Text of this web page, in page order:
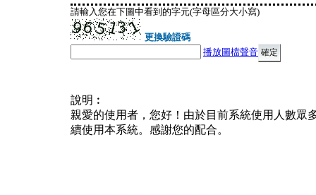
請輸入您在下圖中看到的字元(字母區分大小寫)
更換驗證碼
播放圖檔聲音
說明︰
親愛的使用者，您好！由於目前系統使用人數眾
續使用本系統。感謝您的配合。